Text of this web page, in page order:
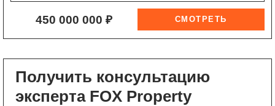
450 000 000 ₽
Получить консультацию
эксперта FOX Property